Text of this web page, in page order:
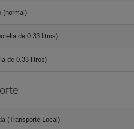
(normal)
de 0.33 litros)
de 0.33 litros)
(Transporte Local)